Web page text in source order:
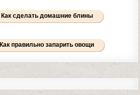
Как сделать домашние блины
Как правильно запарить овощи